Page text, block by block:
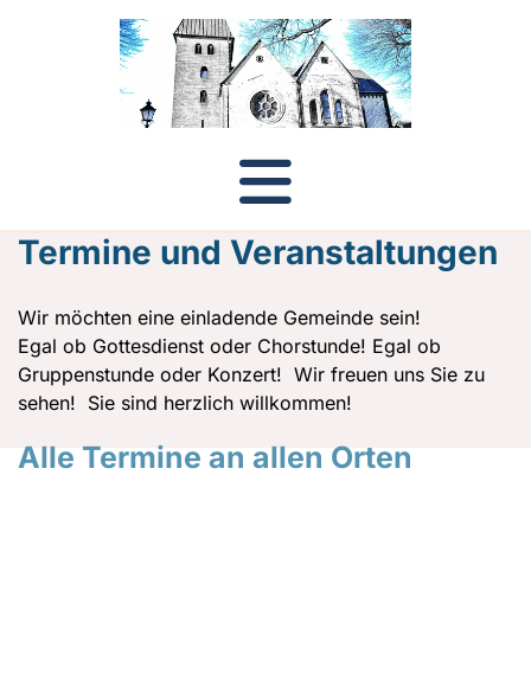
Termine und Veranstaltungen
Wir möchten eine einladende Gemeinde sein!
Egal ob Gottesdienst oder Chorstunde! Egal ob
Gruppenstunde oder Konzert! Wir freuen uns Sie zu
sehen! Sie sind herzlich willkommen!
Alle Termine an allen Orten